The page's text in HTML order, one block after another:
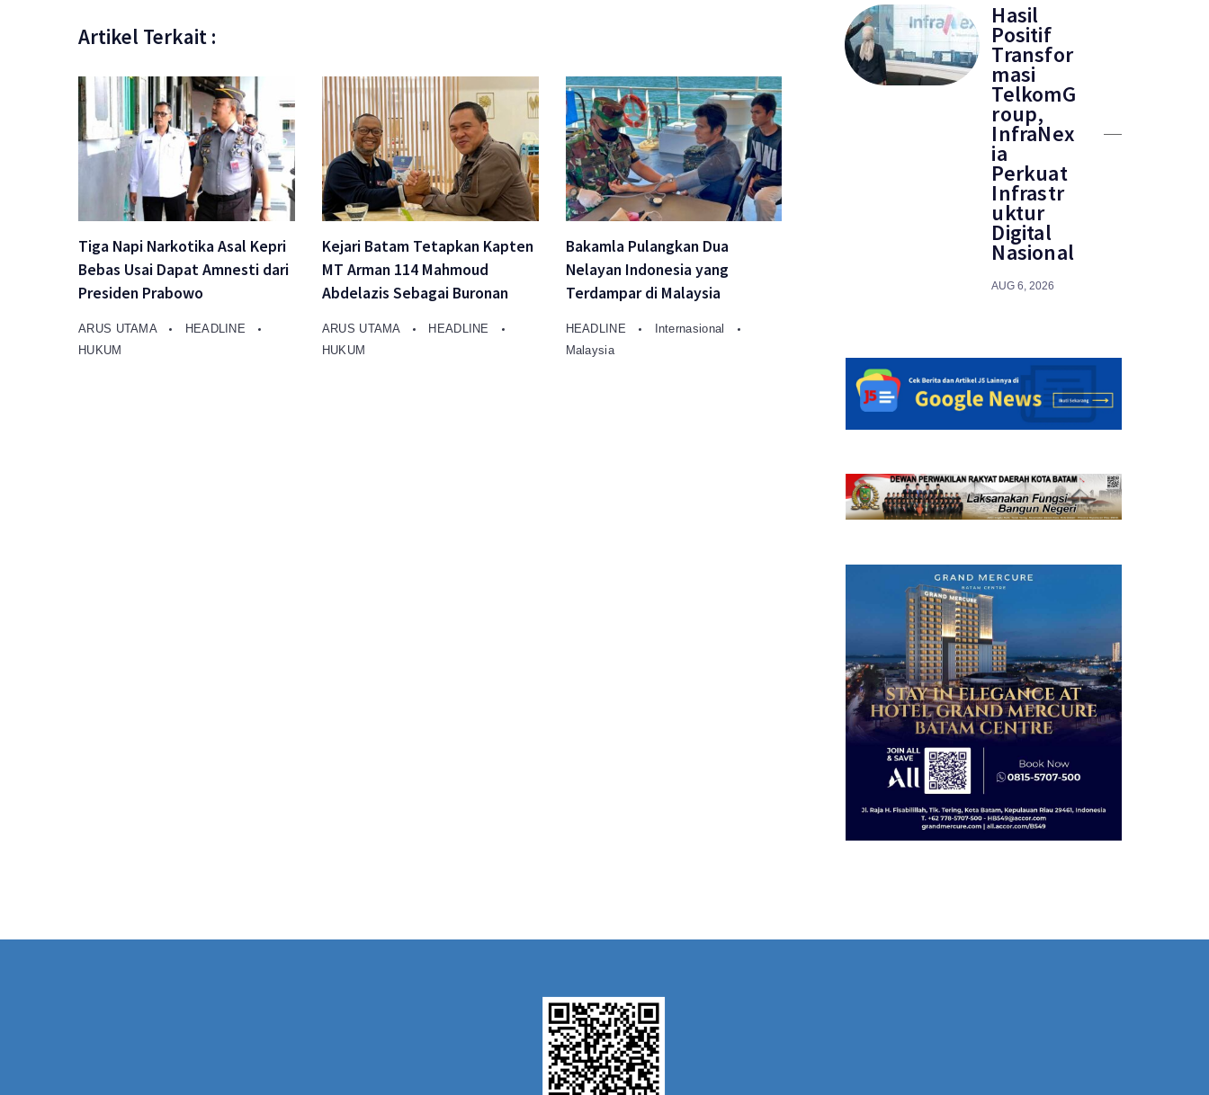
Artikel Terkait :
Tiga Napi Narkotika Asal Kepri
Bebas Usai Dapat Amnesti dari
Presiden Prabowo
ARUS UTAMA
HEADLINE
HUKUM
Kejari Batam Tetapkan Kapten
MT Arman 114 Mahmoud
Abdelazis Sebagai Buronan
ARUS UTAMA
HEADLINE
HUKUM
Bakamla Pulangkan Dua
Nelayan Indonesia yang
Terdampar di Malaysia
HEADLINE
Internasional
Malaysia
Hasil
Positif
Transfor
masi
TelkomG
roup,
InfraNex
ia
Perkuat
Infrastr
uktur
Digital
Nasional
AUG 6, 2026